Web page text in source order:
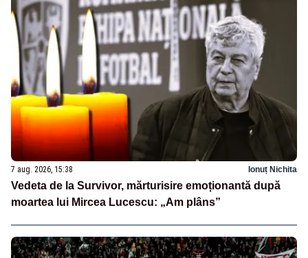
7 aug. 2026, 15:38 Ionuț Nichita
Vedeta de la Survivor, mărturisire emoționantă după
moartea lui Mircea Lucescu: „Am plâns”